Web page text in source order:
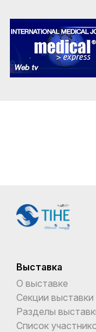
Выставка
О выставке
Секции выставки
Разделы
Список